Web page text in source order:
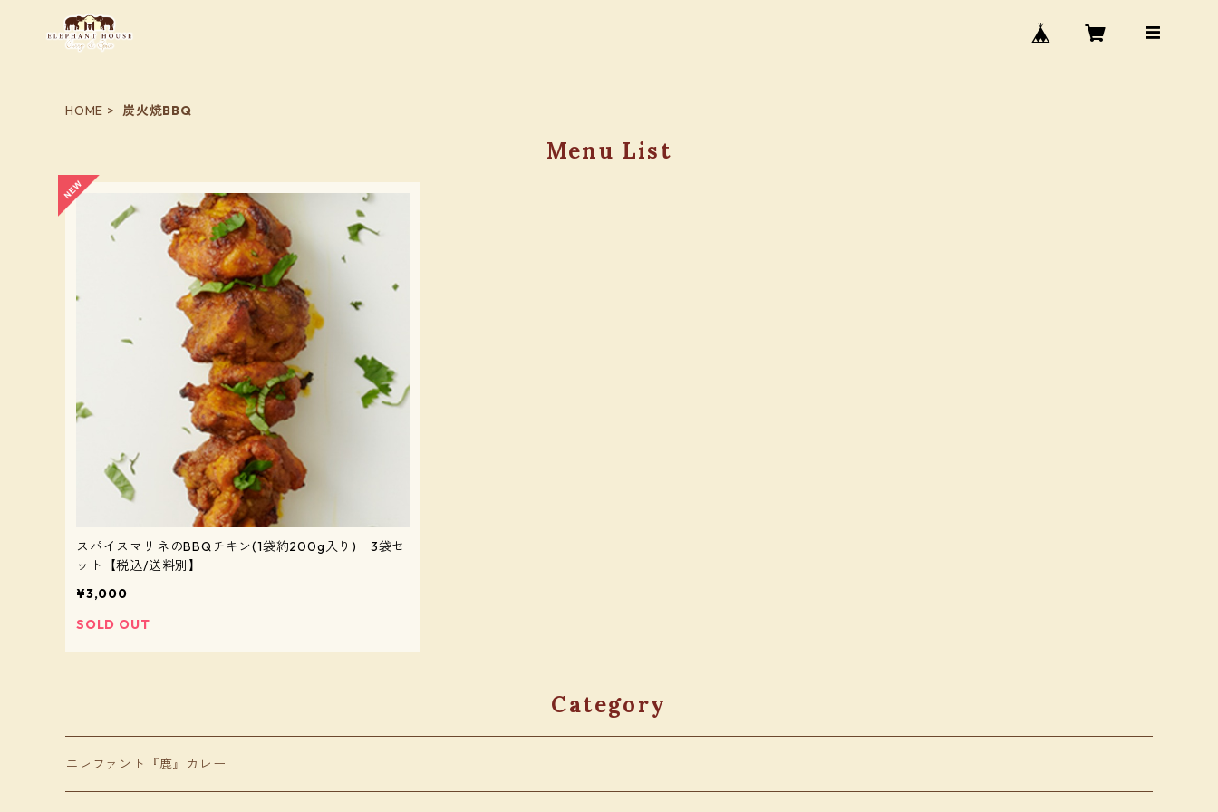
HOME 炭火焼BBQ
Menu List
スパイスマリネのBBQチキン(1袋約200g入り) 3袋セ
ット【税込/送料別】
¥3,000
SOLD OUT
Category
エレファント『鹿』カレー